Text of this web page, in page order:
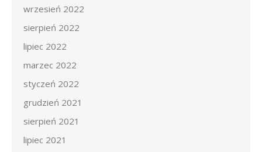
wrzesień 2022
sierpień 2022
lipiec 2022
marzec 2022
styczeń 2022
grudzień 2021
sierpień 2021
lipiec 2021